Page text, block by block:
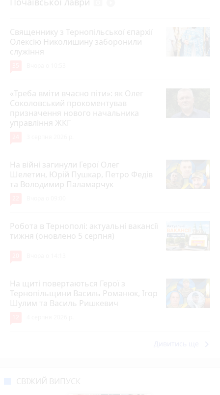
Священнику з Тернопільської єпархії
Олексію Николишину заборонили
служіння
«Треба вміти вчасно піти»: як Олег
Соколовський прокоментував
призначення нового начальника
управління ЖКГ
На війні загинули Герої Олег
Шелетин, Юрій Пушкар, Петро Федів
та Володимир Паламарчук
Робота в Тернополі: актуальні вакансії
тижня (оновлено 5 серпня)
На щиті повертаються Герої з
Тернопільщини Василь Романюк, Ігор
Шулим та Василь Ришкевич